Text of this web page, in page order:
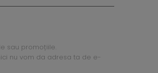
sau promoțiile.
nu vom da adresa ta de e-